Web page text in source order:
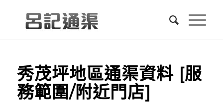
秀茂坪地區通渠資料 [服
務範圍/附近門店]